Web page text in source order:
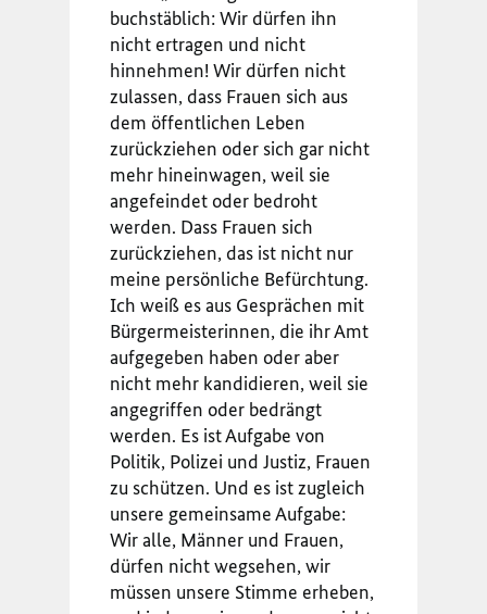
buchstäblich: Wir dürfen ihn
nicht ertragen und nicht
hinnehmen! Wir dürfen nicht
zulassen, dass Frauen sich aus
dem öffentlichen Leben
zurückziehen oder sich gar nicht
mehr hineinwagen, weil sie
angefeindet oder bedroht
werden. Dass Frauen sich
zurückziehen, das ist nicht nur
meine persönliche Befürchtung.
Ich weiß es aus Gesprächen mit
Bürgermeisterinnen, die ihr Amt
aufgegeben haben oder aber
nicht mehr kandidieren, weil sie
angegriffen oder bedrängt
werden. Es ist Aufgabe von
Politik, Polizei und Justiz, Frauen
zu schützen. Und es ist zugleich
unsere gemeinsame Aufgabe:
Wir alle, Männer und Frauen,
dürfen nicht wegsehen, wir
müssen unsere Stimme erheben,